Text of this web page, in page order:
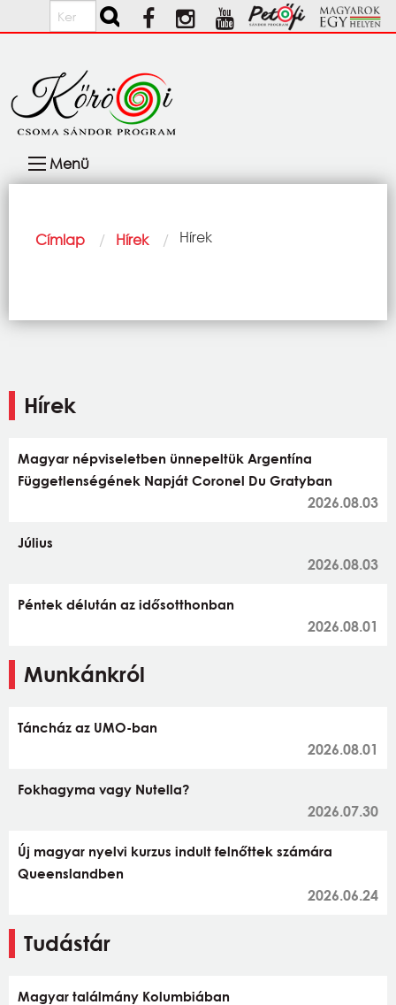
Ugrás a tartalomra
Keresés
navigáció
Menü
Morzsa
Címlap Hírek Current:
Hírek
Hírek
Magyar népviseletben ünnepeltük Argentína
Függetlenségének Napját Coronel Du Gratyban
2026.08.03
Július
2026.08.03
Péntek délután az idősotthonban
2026.08.01
Munkánkról
Táncház az UMO-ban
2026.08.01
Fokhagyma vagy Nutella?
2026.07.30
Új magyar nyelvi kurzus indult felnőttek számára
Queenslandben
2026.06.24
Tudástár
Magyar találmány Kolumbiában